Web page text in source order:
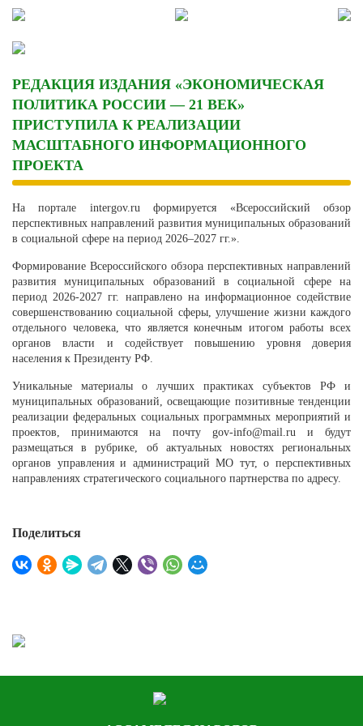
Skip
content
РЕДАКЦИЯ ИЗДАНИЯ «ЭКОНОМИЧЕСКАЯ
ПОЛИТИКА РОССИИ — 21 ВЕК»
ПРИСТУПИЛА К РЕАЛИЗАЦИИ
МАСШТАБНОГО ИНФОРМАЦИОННОГО
ПРОЕКТА
На портале intergov.ruформируется «Всероссийский обзор
перспективных направлений развития муниципальных образований
в социальной сфере на период 2026–2027 гг.».
Формирование Всероссийского обзора перспективных направлений
развития муниципальных образований в социальной сфере на
период 2026-2027 гг. направлено на информационное содействие
совершенствованию социальной сферы, улучшение жизни каждого
отдельного человека, что является конечным итогом работы всех
органов власти и содействует повышению уровня доверия
населения к Президенту РФ.
Уникальные материалы о лучших практиках субъектов РФ и
муниципальных образований, освещающие позитивные тенденции
реализации федеральных социальных программных мероприятий и
проектов, принимаются на почту gov-info@mail.ruи будут
размещаться в рубрике, об актуальных новостях региональных
органов управления и администраций МО тут, о перспективных
направлениях стратегического социального партнерства по адресу.
Поделиться